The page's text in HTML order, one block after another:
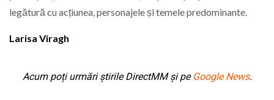
legătură cu acțiunea, personajele și temele predominante.
Larisa Viragh
Acum poți urmări știrile DirectMM și pe Google News.